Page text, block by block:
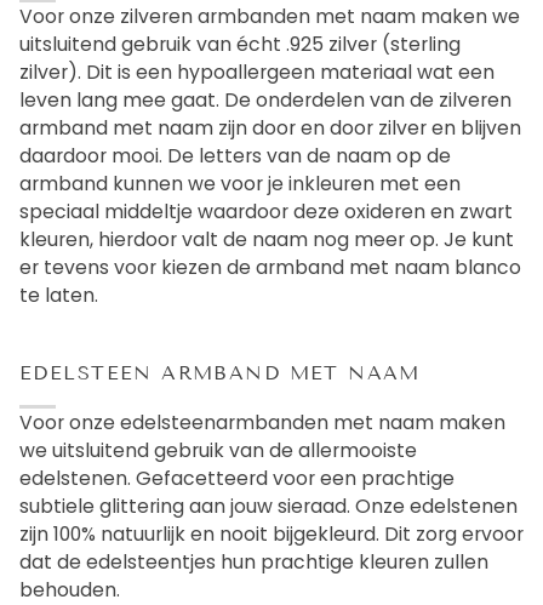
Voor onze zilveren armbanden met naam maken we
uitsluitend gebruik van écht .925 zilver (sterling
zilver). Dit is een hypoallergeen materiaal wat een
leven lang mee gaat. De onderdelen van de zilveren
armband met naam zijn door en door zilver en blijven
daardoor mooi. De letters van de naam op de
armband kunnen we voor je inkleuren met een
speciaal middeltje waardoor deze oxideren en zwart
kleuren, hierdoor valt de naam nog meer op. Je kunt
er tevens voor kiezen de armband met naam blanco
te laten.
EDELSTEEN ARMBAND MET NAAM
Voor onze edelsteenarmbanden met naam maken
we uitsluitend gebruik van de allermooiste
edelstenen. Gefacetteerd voor een prachtige
subtiele glittering aan jouw sieraad. Onze edelstenen
zijn 100% natuurlijk en nooit bijgekleurd. Dit zorg ervoor
dat de edelsteentjes hun prachtige kleuren zullen
behouden.